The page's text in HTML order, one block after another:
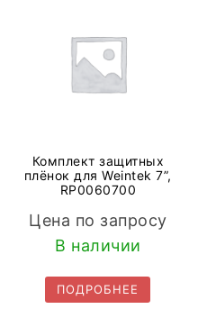
Комплект защитных
плёнок для Weintek 7”,
RP0060700
Цена по запросу
В наличии
ПОДРОБНЕЕ